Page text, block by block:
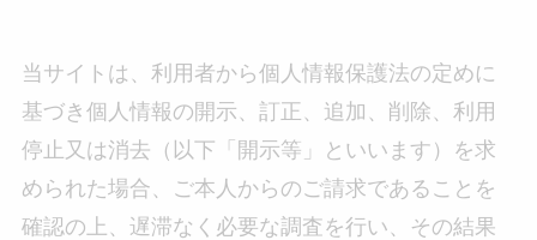
当サイトは、利用者から個人情報保護法の定めに
基づき個人情報の開示、訂正、追加、削除、利用
停止又は消去（以下「開示等」といいます）を求
められた場合、ご本人からのご請求であることを
確認の上、遅滞なく必要な調査を行い、その結果